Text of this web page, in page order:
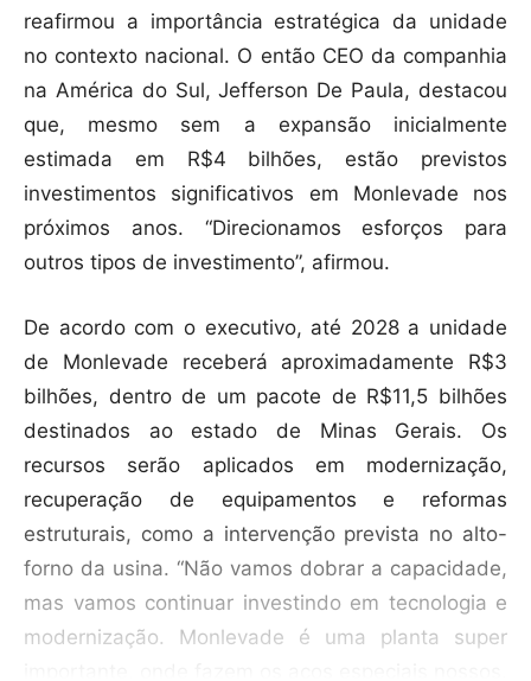
reafirmou a importância estratégica da unidade
no contexto nacional. O então CEO da companhia
na América do Sul, Jefferson De Paula, destacou
que, mesmo sem a expansão inicialmente
estimada em R$4 bilhões, estão previstos
investimentos significativos em Monlevade nos
próximos anos. “Direcionamos esforços para
outros tipos de investimento”, afirmou.
De acordo com o executivo, até 2028 a unidade
de Monlevade receberá aproximadamente R$3
bilhões, dentro de um pacote de R$11,5 bilhões
destinados ao estado de Minas Gerais. Os
recursos serão aplicados em modernização,
recuperação de equipamentos e reformas
estruturais, como a intervenção prevista no alto-
forno da usina. “Não vamos dobrar a capacidade,
mas vamos continuar investindo em tecnologia e
modernização. Monlevade é uma planta super